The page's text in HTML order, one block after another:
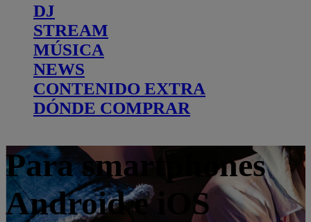
DJ
STREAM
MÚSICA
NEWS
CONTENIDO EXTRA
DÓNDE COMPRAR
Para smartphones
Android e iOS